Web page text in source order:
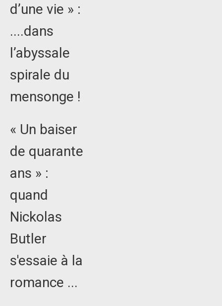
d’une vie » :
....dans
l’abyssale
spirale du
mensonge !
« Un baiser
de quarante
ans » :
quand
Nickolas
Butler
s'essaie à la
romance ...